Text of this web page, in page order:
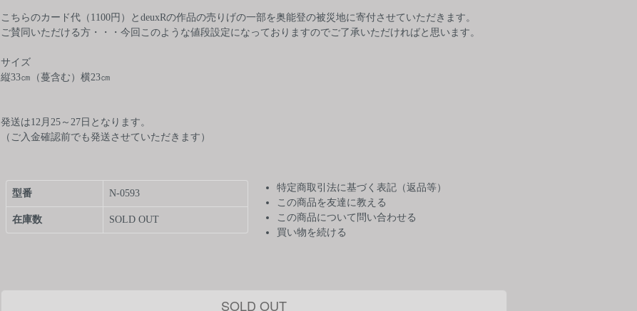
こちらのカード代（1100円）とdeuxRの作品の売りげの一部を奥能登の被災地に寄付させていただきます。
ご賛同いただける方・・・今回このような値段設定になっておりますのでご了承いただければと思います。
サイズ
縦33㎝（蔓含む）横23㎝
発送は12月25～27日となります。
（ご入金確認前でも発送させていただきます）
型番 N-0593
在庫数 SOLD OUT
特定商取引法に基づく表記（返品等）
この商品を友達に教える
この商品について問い合わせる
買い物を続ける
SOLD OUT